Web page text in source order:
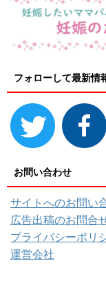
フォローして最新情
お問い合わせ
サイトへのお問い
広告出稿のお問合
プライバシーポリ
運営会社